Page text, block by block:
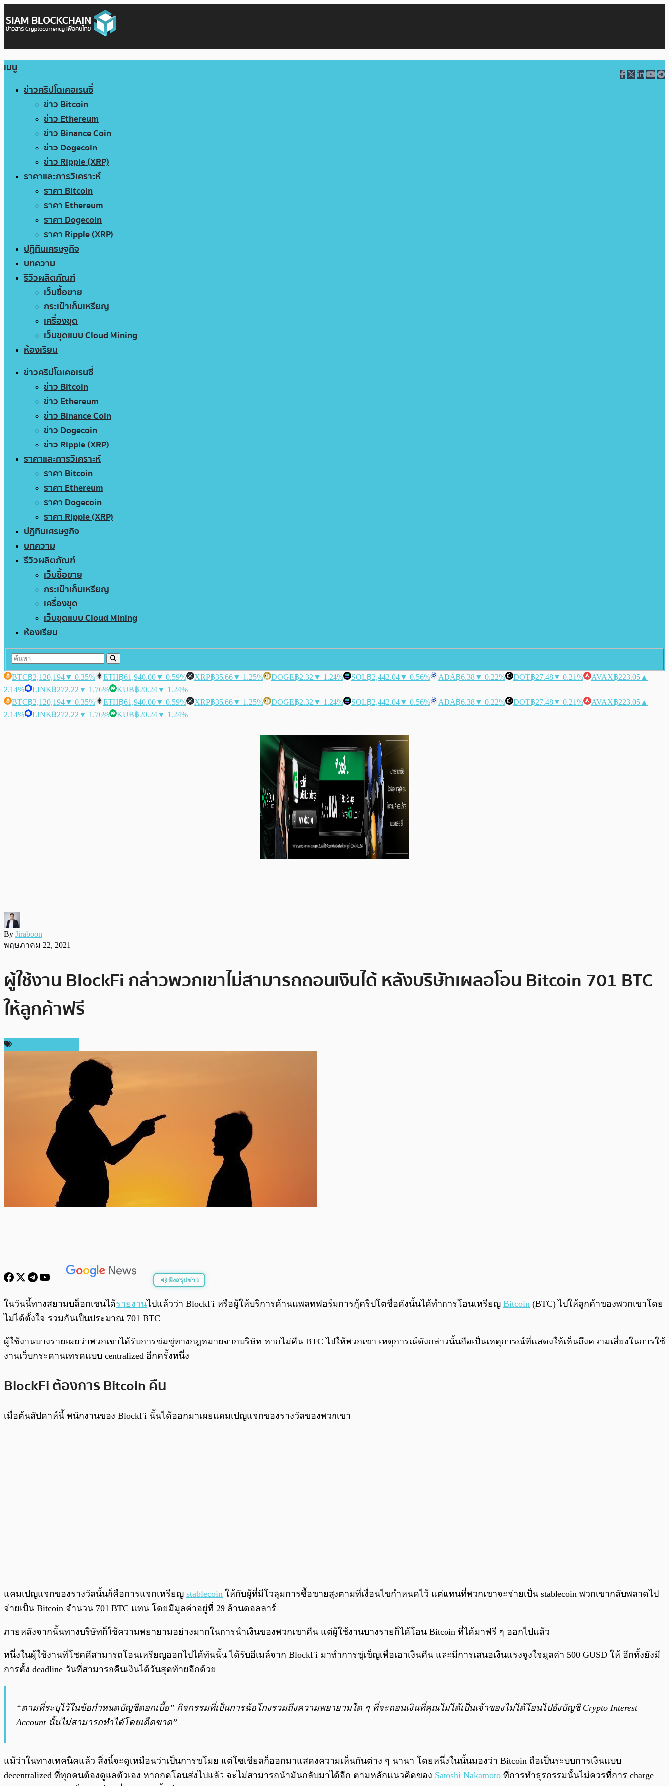
เมนู
ข่าวคริปโตเคอเรนซี่
ข่าว Bitcoin
ข่าว Ethereum
ข่าว Binance Coin
ข่าว Dogecoin
ข่าว Ripple (XRP)
ราคาและการวิเคราะห์
ราคา Bitcoin
ราคา Ethereum
ราคา Dogecoin
ราคา Ripple (XRP)
ปฏิทินเศรษฐกิจ
บทความ
รีวิวผลิตภัณฑ์
เว็บซื้อขาย
กระเป๋าเก็บเหรียญ
เครื่องขุด
เว็บขุดแบบ Cloud Mining
ห้องเรียน
ข่าวคริปโตเคอเรนซี่
ข่าว Bitcoin
ข่าว Ethereum
ข่าว Binance Coin
ข่าว Dogecoin
ข่าว Ripple (XRP)
ราคาและการวิเคราะห์
ราคา Bitcoin
ราคา Ethereum
ราคา Dogecoin
ราคา Ripple (XRP)
ปฏิทินเศรษฐกิจ
บทความ
รีวิวผลิตภัณฑ์
เว็บซื้อขาย
กระเป๋าเก็บเหรียญ
เครื่องขุด
เว็บขุดแบบ Cloud Mining
ห้องเรียน
BTC฿2,120,194▼ 0.35% ETH฿61,940.00▼ 0.59% XRP฿35.66▼ 1.25% DOGE฿2.32 ▼ 1.24% SOL฿2,442.04▼ 0.56% ADA฿6.38▼ 0.22% DOT฿27.48▼ 0.21% AVAX฿223.05 ▲
2.14%
LINK฿272.22 ▼ 1.76% KUB฿20.24▼ 1.24%
BTC฿2,120,194▼ 0.35% ETH฿61,940.00▼ 0.59% XRP฿35.66▼ 1.25% DOGE฿2.32 ▼ 1.24% SOL฿2,442.04▼ 0.56% ADA฿6.38▼ 0.22% DOT฿27.48▼ 0.21% AVAX฿223.05 ▲
2.14%
LINK฿272.22 ▼ 1.76% KUB฿20.24▼ 1.24%
By Jiraboon
พฤษภาคม 22, 2021
ผู้ใช้งาน BlockFi กล่าวพวกเขาไม่สามารถถอนเงินได้ หลังบริษัทเผลอโอน Bitcoin 701 BTC
ให้ลูกค้าฟรี
ฟังสรุปข่าว
พร้อมเล่น
ในวันนี้ทางสยามบล็อกเชนได้รายงานไปแล้วว่า BlockFi หรือผู้ให้บริการด้านแพลทฟอร์มการกู้คริปโตชื่อดังนั้นได้ทำการโอนเหรียญ Bitcoin (BTC) ไปให้ลูกค้าของพวกเขาโดย
ไม่ได้ตั้งใจ รวมกันเป็นประมาณ 701 BTC
ผู้ใช้งานบางรายเผยว่าพวกเขาได้รับการข่มขู่ทางกฎหมายจากบริษัท หากไม่คืน BTC ไปให้พวกเขา เหตุการณ์ดังกล่าวนั้นถือเป็นเหตุการณ์ที่แสดงให้เห็นถึงความเสี่ยงในการใช้
งานเว็บกระดานเทรดแบบ centralized อีกครั้งหนึ่ง
BlockFi ต้องการ Bitcoin คืน
เมื่อต้นสัปดาห์นี้ พนักงานของ BlockFi นั้นได้ออกมาเผยแคมเปญแจกของรางวัลของพวกเขา
แคมเปญแจกของรางวัลนั้นก็คือการแจกเหรียญ stablecoin ให้กับผู้ที่มีโวลุมการซื้อขายสูงตามที่เงื่อนไขกำหนดไว้ แต่แทนที่พวกเขาจะจ่ายเป็น stablecoin พวกเขากลับพลาดไป
จ่ายเป็น Bitcoin จำนวน 701 BTC แทน โดยมีมูลค่าอยู่ที่ 29 ล้านดอลลาร์
ภายหลังจากนั้นทางบริษัทก็ใช้ความพยายามอย่างมากในการนำเงินของพวกเขาคืน แต่ผู้ใช้งานบางรายก็ได้โอน Bitcoin ที่ได้มาฟรี ๆ ออกไปแล้ว
หนึ่งในผู้ใช้งานที่โชคดีสามารถโอนเหรียญออกไปได้ทันนั้น ได้รับอีเมล์จาก BlockFi มาทำการขู่เข็ญเพื่อเอาเงินคืน และมีการเสนอเงินแรงจูงใจมูลค่า 500 GUSD ให้ อีกทั้งยังมี
การตั้ง deadline วันที่สามารถคืนเงินได้วันสุดท้ายอีกด้วย
“ตามที่ระบุไว้ในข้อกำหนดบัญชีดอกเบี้ย” กิจกรรมที่เป็นการฉ้อโกงรวมถึงความพยายามใด ๆ ที่จะถอนเงินที่คุณไม่ได้เป็นเจ้าของไม่ได้โอนไปยังบัญชี Crypto Interest
Account นั้นไม่สามารถทำได้โดยเด็ดขาด”
แม้ว่าในทางเทคนิคแล้ว สิ่งนี้จะดูเหมือนว่าเป็นการขโมย แต่โซเชียลก็ออกมาแสดงความเห็นกันต่าง ๆ นานา โดยหนึ่งในนั้นมองว่า Bitcoin ถือเป็นระบบการเงินแบบ
decentralized ที่ทุกคนต้องดูแลตัวเอง หากกดโอนส่งไปแล้ว จะไม่สามารถนำมันกลับมาได้อีก ตามหลักแนวคิดของ Satoshi Nakamoto ที่การทำธุรกรรมนั้นไม่ควรที่การ charge